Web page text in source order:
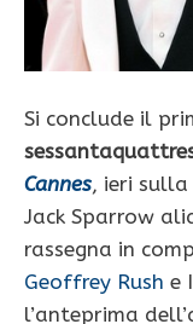
Si conclude il
Cannes, ieri sulla
Jack Sparrow
rassegna in
Geoffrey Rush e
l’anteprima